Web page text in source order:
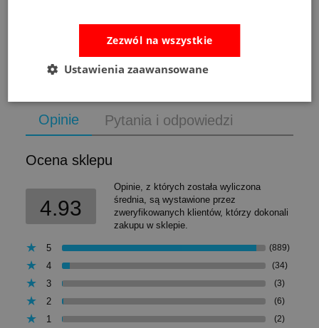
do koszyka
Opinie Pytania i odpowiedzi
Ocena sklepu
4.93
Opinie, z których została wyliczona
średnia, są wystawione przez
zweryfikowanych klientów, którzy dokonali
zakupu w sklepie.
5 (889)
4 (34)
3 (3)
2 (6)
1 (2)
Zezwól na wszystkie
Ustawienia zaawansowane